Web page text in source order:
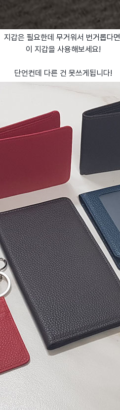
지갑은 필요한데 무거워서 번거롭다면
이 지갑을 사용해보세요!
단언컨데 다른 건 못쓰게됩니다!